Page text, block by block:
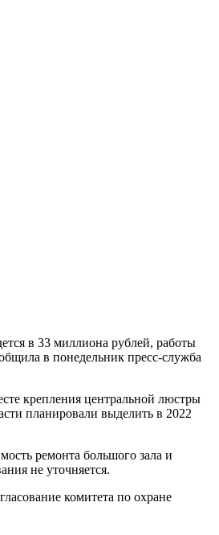
в 33 миллиона рублей, работы
в понедельник пресс-служба
крепления центральной люстры
планировали выделить в 2022
ремонта большого зала и
не уточняется.
комитета по охране